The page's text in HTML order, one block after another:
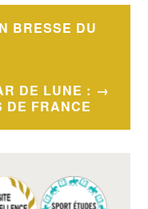
BRESSE DU
DE LUNE :
DE FRANCE